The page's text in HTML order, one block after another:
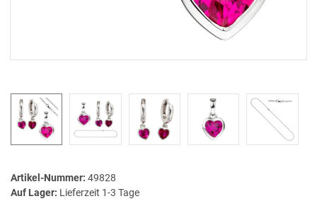
Artikel-Nummer: 49828
Auf Lager: Lieferzeit 1-3 Tage